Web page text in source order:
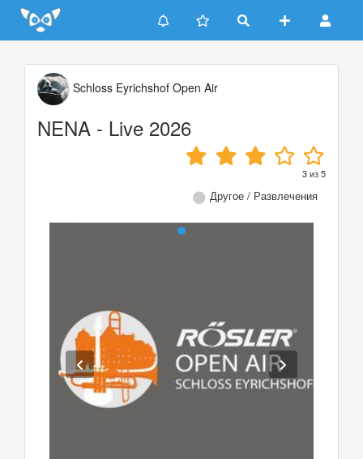
Update cookies preferences
Schloss Eyrichshof Open Air
NENA - Live 2026
3из5
Другое / Развлечения